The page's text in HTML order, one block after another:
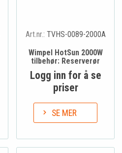
Art.nr.: TVHS-0089-2000A
Wimpel HotSun 2000W
tilbehør: Reserverør
Logg inn for å se
priser
SE MER